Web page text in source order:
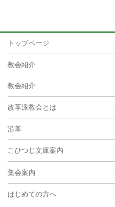
トップページ
教会紹介
教会紹介
改革派教会とは
沿革
こひつじ文庫案内
集会案内
はじめての方へ